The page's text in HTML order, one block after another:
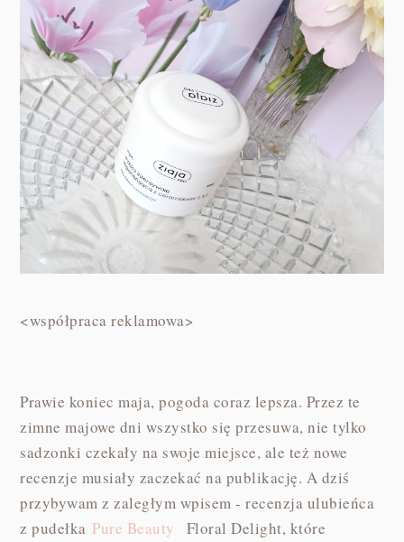
<współpraca reklamowa>
Prawie koniec maja, pogoda coraz lepsza. Przez te
zimne majowe dni wszystko się przesuwa, nie tylko
sadzonki czekały na swoje miejsce, ale też nowe
recenzje musiały zaczekać na publikację. A dziś
przybywam z zaległym wpisem - recenzja ulubieńca
z pudełka Pure Beauty
Floral Delight, które